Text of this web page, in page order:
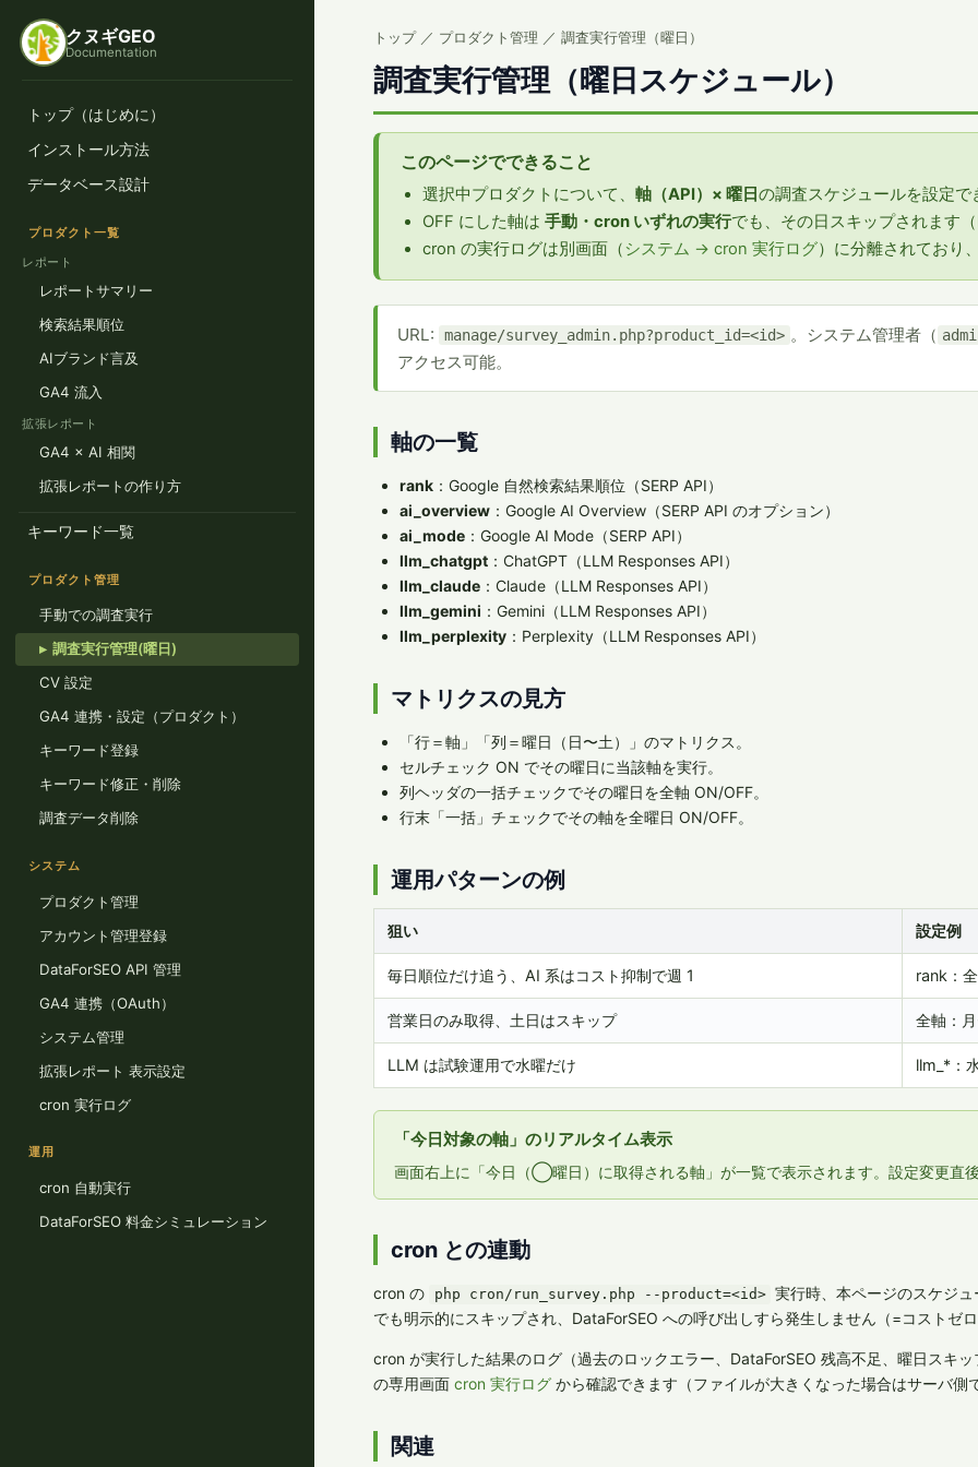
クヌギGEO
Documentation
トップ（はじめに）
インストール方法
データベース設計
プロダクト一覧
レポート
レポートサマリー
検索結果順位
AIブランド言及
GA4 流入
拡張レポート
GA4 × AI 相関
拡張レポートの作り方
キーワード一覧
プロダクト管理
手動での調査実行
調査実行管理(曜日)
CV 設定
GA4 連携・設定（プロダクト）
キーワード登録
キーワード修正・削除
調査データ削除
システム
プロダクト管理
アカウント管理登録
DataForSEO API 管理
GA4 連携（OAuth）
システム管理
拡張レポート 表示設定
cron 実行ログ
運用
cron 自動実行
DataForSEO 料金シミュレーション
トップ／ プロダクト管理 ／ 調査実行管理（曜日）
調査実行管理（曜日スケジュール）
このページでできること
選択中プロダクトについて、軸（API）× 曜日の調査スケジュールを設定で
OFF にした軸は手動・cron いずれの実行でも、その日スキップされます
cron の実行ログは別画面（システム → cron 実行ログ）に分離されており
URL: manage/survey_admin.php?product_id=<id> 。システム管理者（
アクセス可能。
軸の一覧
rank ：Google 自然検索結果順位（SERP API）
ai_overview ：Google AI Overview（SERP API のオプション）
ai_mode ：Google AI Mode（SERP API）
llm_chatgpt ：ChatGPT（LLM Responses API）
llm_claude ：Claude（LLM Responses API）
llm_gemini ：Gemini（LLM Responses API）
llm_perplexity ：Perplexity（LLM Responses API）
マトリクスの見方
「行＝軸」「列＝曜日（日〜土）」のマトリクス。
セルチェック ON でその曜日に当該軸を実行。
列ヘッダの一括チェックでその曜日を全軸 ON/OFF。
行末「一括」チェックでその軸を全曜日 ON/OFF。
運用パターンの例
狙い 設定例
毎日順位だけ追う、AI 系はコスト抑制で週 1 rank：
営業日のみ取得、土日はスキップ 全軸：
LLM は試験運用で水曜だけ llm_*：
「今日対象の軸」のリアルタイム表示
画面右上に「今日（◯曜日）に取得される軸」が一覧で表示されます。設定変更直
cron との連動
cron の php cron/run_survey.php --product=<id> 実行時、本ページのスケジ
でも明示的にスキップされ、DataForSEO への呼び出しすら発生しません（=コストゼロ
cron が実行した結果のログ（過去のロックエラー、DataForSEO 残高不足、曜日スキ
の専用画面cron 実行ログ から確認できます（ファイルが大きくなった場合はサーバ側
関連